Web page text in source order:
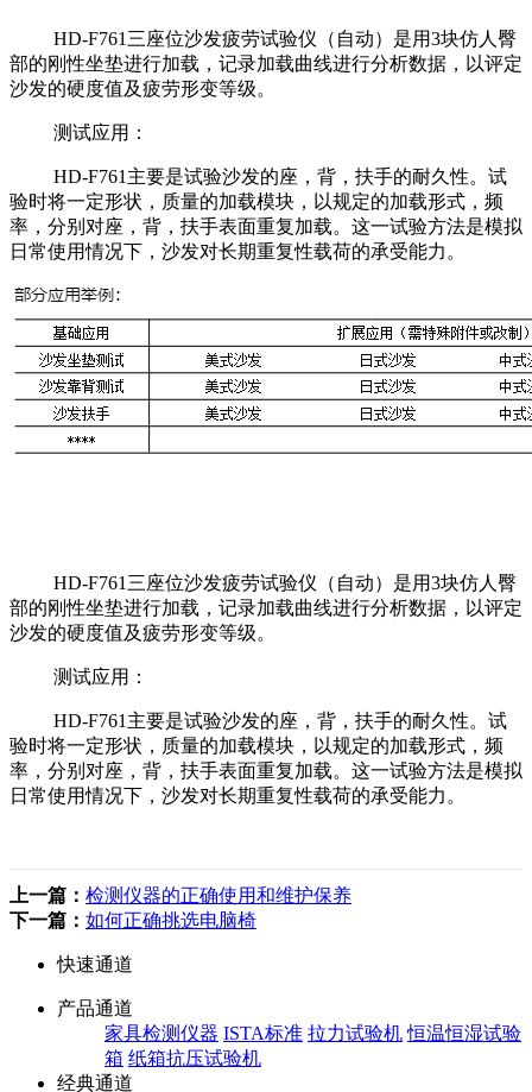
HD-F761三座位沙发疲劳试验仪（自动）是用3块仿人臀
部的刚性坐垫进行加载，记录加载曲线进行分析数据，以评定
沙发的硬度值及疲劳形变等级。
测试应用：
HD-F761主要是试验沙发的座，背，扶手的耐久性。试
验时将一定形状，质量的加载模块，以规定的加载形式，频
率，分别对座，背，扶手表面重复加载。这一试验方法是模拟
日常使用情况下，沙发对长期重复性载荷的承受能力。
HD-F761三座位沙发疲劳试验仪（自动）是用3块仿人臀
部的刚性坐垫进行加载，记录加载曲线进行分析数据，以评定
沙发的硬度值及疲劳形变等级。
测试应用：
HD-F761主要是试验沙发的座，背，扶手的耐久性。试
验时将一定形状，质量的加载模块，以规定的加载形式，频
率，分别对座，背，扶手表面重复加载。这一试验方法是模拟
日常使用情况下，沙发对长期重复性载荷的承受能力。
上一篇： 检测仪器的正确使用和维护保养
下一篇： 如何正确挑选电脑椅
快速通道
产品通道
家具检测仪器 ISTA标准 拉力试验机 恒温恒湿试验
箱 纸箱抗压试验机
经典通道